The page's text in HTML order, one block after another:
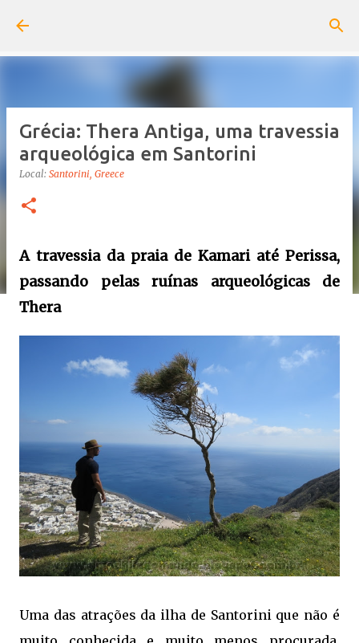
Grécia: Thera Antiga, uma travessia
arqueológica em Santorini
Local: Santorini, Greece
A travessia da praia de Kamari até Perissa,
passando pelas ruínas arqueológicas de
Thera
Uma das atrações da ilha de Santorini que não é